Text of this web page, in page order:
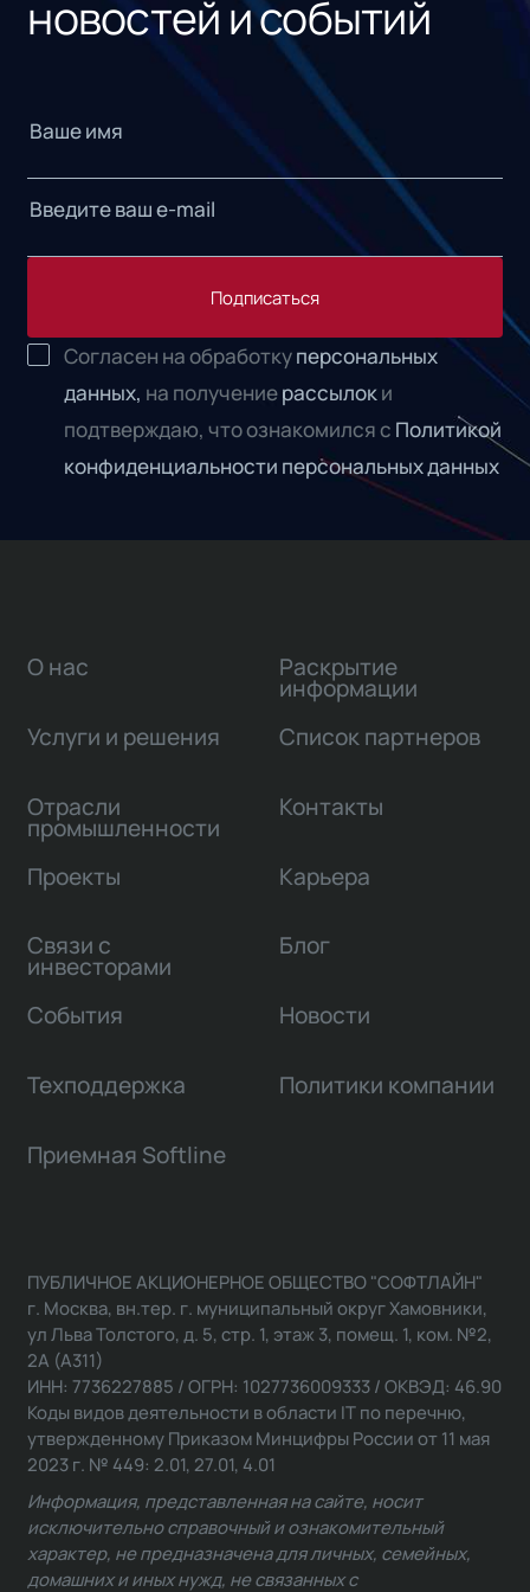
новостей и событий
Подписаться
Согласен на обработкуперсональных
данных, на получениерассылоки
подтверждаю, что ознакомился с Политикой
конфиденциальности персональных данных
О нас
Услуги и решения
Отрасли
промышленности
Проекты
Связи с
инвесторами
Раскрытие
информации
Список партнеров
Контакты
Карьера
Блог
События Новости
Техподдержка Политики компании
Приемная Softline
ПУБЛИЧНОЕ АКЦИОНЕРНОЕ ОБЩЕСТВО "СОФТЛАЙН"
г. Москва, вн.тер. г. муниципальный округ Хамовники,
ул Льва Толстого, д. 5, стр. 1, этаж 3, помещ. 1, ком. №2,
2А (А311)
ИНН: 7736227885 / ОГРН: 1027736009333 / ОКВЭД: 46.90
Коды видов деятельности в области IT по перечню,
утвержденному Приказом Минцифры России от 11 мая
2023 г. № 449: 2.01, 27.01, 4.01
Информация, представленная на сайте, носит
исключительно справочный и ознакомительный
характер, не предназначена для личных, семейных,
домашних и иных нужд, не связанных с